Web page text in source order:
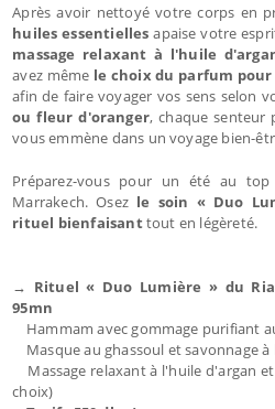
Après avoir nettoyé votre corps en
huiles essentielles apaise votre
massage relaxant à l'huile
avez même le choix du parfum pour
afin de faire voyager vos sens selon
ou fleur d'oranger, chaque senteur
vous emmène dans un voyage bien-
Préparez-vous pour un été au
Marrakech. Osez le soin « Duo
rituel bienfaisanttout en légèreté.
→ Rituel « Duo Lumière » du
95mn
Hammam avec gommage purifiant
Masque au ghassoul et savonnage
Massage relaxant à l'huile d'argan
choix)